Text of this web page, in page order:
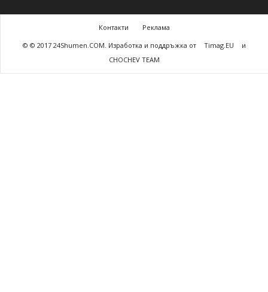
Контакти
Реклама
© © 2017 24Shumen.COM. Изработка и поддръжка от
Timag.EU
и
CHOCHEV TEAM